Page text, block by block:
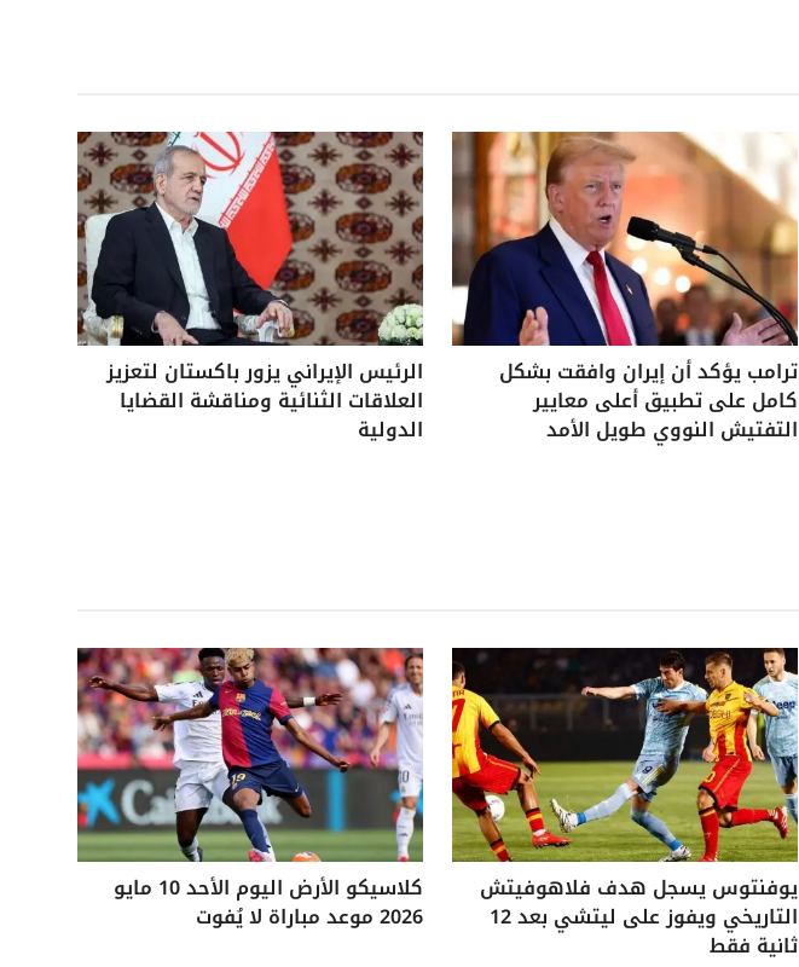
ترامب يؤكد أن إيران وافقت بشكل
كامل على تطبيق أعلى معايير
التفتيش النووي طويل الأمد
الرئيس الإيراني يزور باكستان لتعزيز
العلاقات الثنائية ومناقشة القضايا
الدولية
يوفنتوس يسجل هدف فلاهوفيتش
التاريخي ويفوز على ليتشي بعد 12
ثانية فقط
كلاسيكو الأرض اليوم الأحد 10 مايو
2026 موعد مباراة لا يُفوت